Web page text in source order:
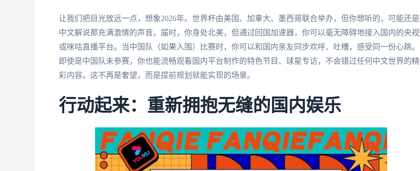
让我们把目光放远一点，想象2026年。世界杯由美国、加拿大、墨西哥联合举办，但你想听的，可能还是
中文解说那充满激情的声音。届时，你身处北美，但通过回国加速器，你可以毫无障碍地接入国内的央视
或咪咕直播平台。当中国队（如果入围）比赛时，你可以和国内亲友同步欢呼、吐槽，感受同一份心跳。
即使是中国队未参赛，你也能流畅观看国内平台制作的特色节目、球星专访，不会错过任何中文世界的精
彩内容。这不再是奢望，而是提前规划就能实现的场景。
行动起来：重新拥抱无缝的国内娱乐